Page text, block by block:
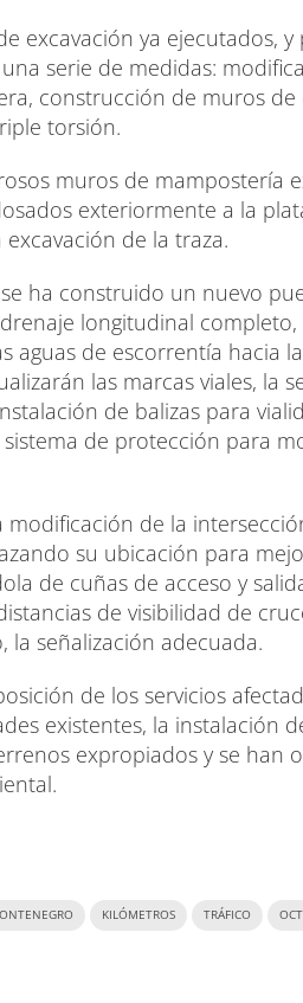
excavación ya ejecutados,
serie de medidas:
construcción de muros
torsión.
muros de mampostería
exteriormente a la
de la traza.
ha construido un nuevo
longitudinal
aguas de escorrentía hacia
las marcas viales, la
de balizas para
de protección para
de la
su ubicación para
de cuñas de acceso y
de visibilidad de
la señalización adecuada.
de los servicios
existentes, la instalación
expropiados y se han
KILÓMETROS TRÁFICO